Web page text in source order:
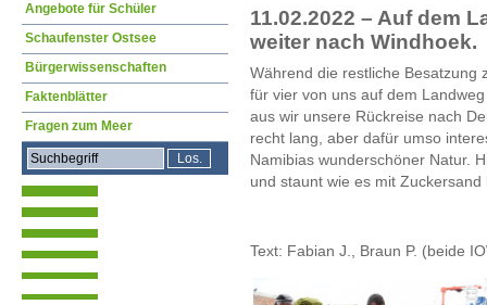
11.02.2022 – Auf dem
weiter nach Windhoek.
Während die restliche Besatzung
für vier von uns auf dem
aus wir unsere Rückreise nach
recht lang, aber dafür umso
Namibias wunderschöner Natur.
und staunt wie es mit
Text: Fabian J., Braun P. (beide
Angebote für Schüler
Schaufenster Ostsee
Bürgerwissenschaften
Faktenblätter
Fragen zum Meer